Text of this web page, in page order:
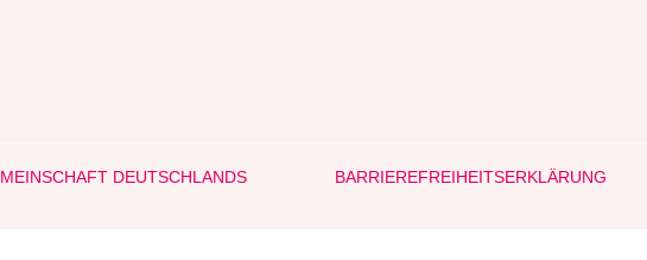
DEUTSCHLANDS BARRIEREFREIHEITSERKLÄRUNG